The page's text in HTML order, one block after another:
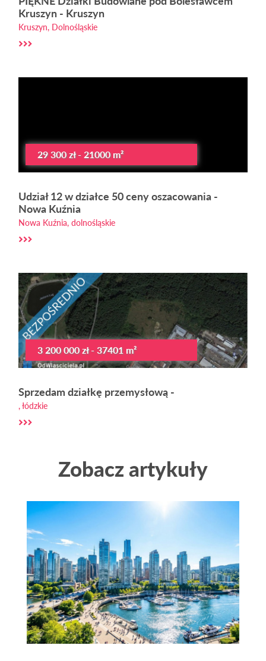
Kruszyn - Kruszyn
Kruszyn, Dolnośląskie
29 300 zł - 21000 m²
Udział 12 w działce 50 ceny oszacowania -
Nowa Kuźnia
Nowa Kuźnia, dolnośląskie
3 200 000 zł - 37401 m²
Sprzedam działkę przemysłową -
, łódzkie
Zobacz artykuły